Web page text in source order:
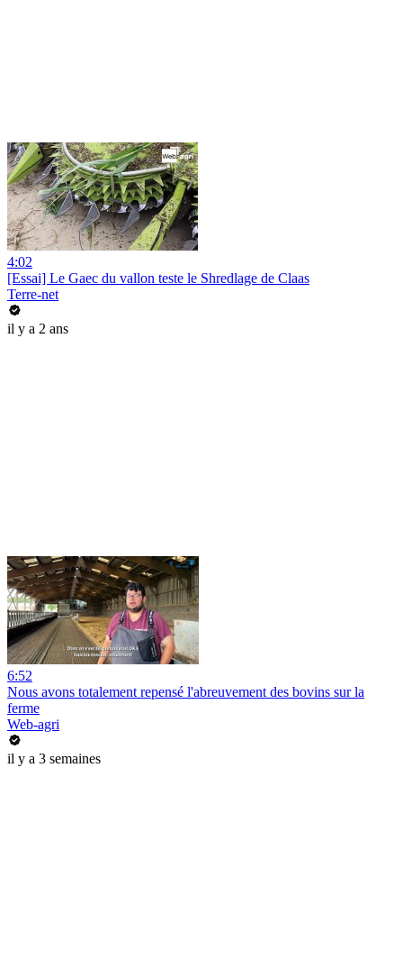
4:02
[Essai] Le Gaec du vallon teste le Shredlage de Claas
Terre-net
il y a 2 ans
6:52
Nous avons totalement repensé l'abreuvement des bovins sur la
ferme
Web-agri
il y a 3 semaines